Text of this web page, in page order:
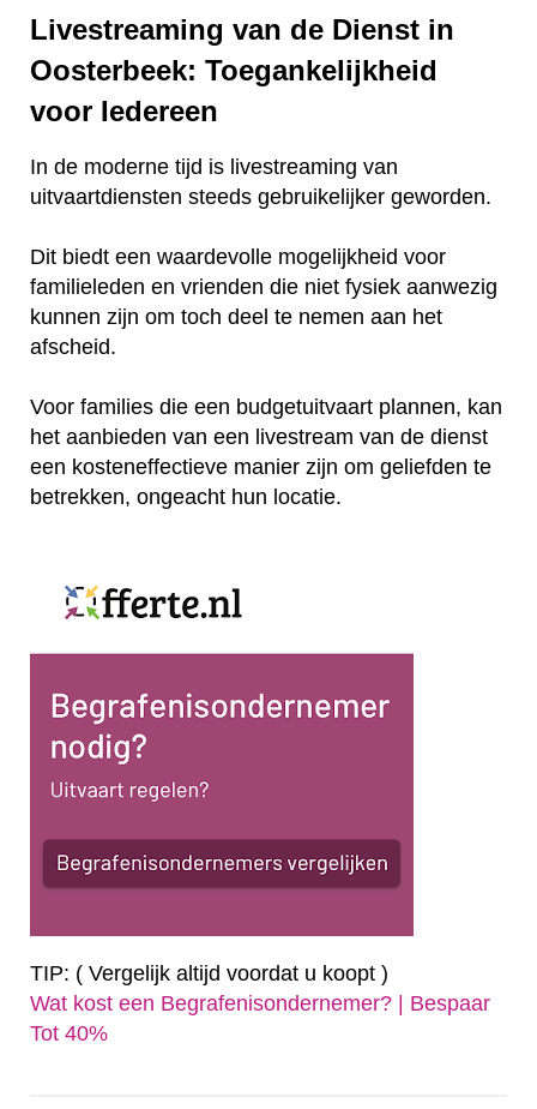
Livestreaming van de Dienst in
Oosterbeek: Toegankelijkheid
voor Iedereen
In de moderne tijd is livestreaming van
uitvaartdiensten steeds gebruikelijker geworden.
Dit biedt een waardevolle mogelijkheid voor
familieleden en vrienden die niet fysiek aanwezig
kunnen zijn om toch deel te nemen aan het
afscheid.
Voor families die een budgetuitvaart plannen, kan
het aanbieden van een livestream van de dienst
een kosteneffectieve manier zijn om geliefden te
betrekken, ongeacht hun locatie.
TIP: ( Vergelijk altijd voordat u koopt )
Wat kost een Begrafenisondernemer? | Bespaar
Tot 40%‎